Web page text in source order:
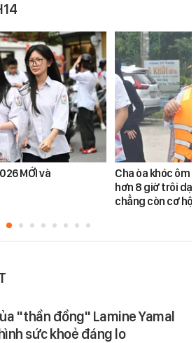
MỚI và
Cha òa khóc ôm
hơn 8 giờ trôi
chẳng còn cơ
"thần đồng" Lamine Yamal
sức khoẻ đáng lo